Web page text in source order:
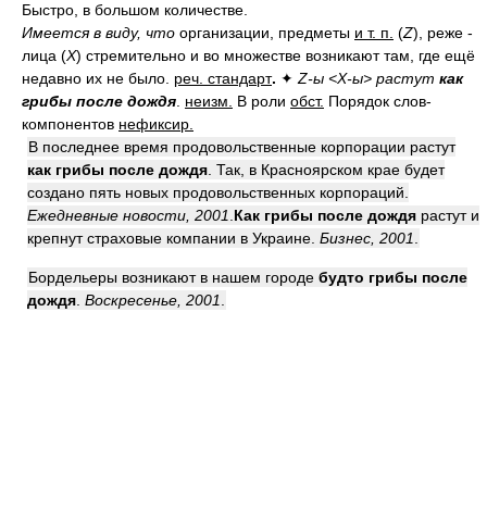
Быстро, в большом количестве.
Имеется в виду, что организации, предметы и т. п. (Z), реже -
лица (Х) стремительно и во множестве возникают там, где ещё
недавно их не было. реч. стандарт. ✦ Z-ы <X-ы> растут как
грибы после дождя неизм. В роли обст. Порядок слов-
компонентов нефиксир.
В последнее время продовольственные корпорации растут
как грибы после дождя . Так, в Красноярском крае будет
создано пять новых продовольственных корпораций.
Ежедневные новости, 2001 Как грибы после дождя растут и
крепнут страховые компании в Украине. Бизнес, 2001
Бордельеры возникают в нашем городе будто грибы после
дождя Воскресенье, 2001